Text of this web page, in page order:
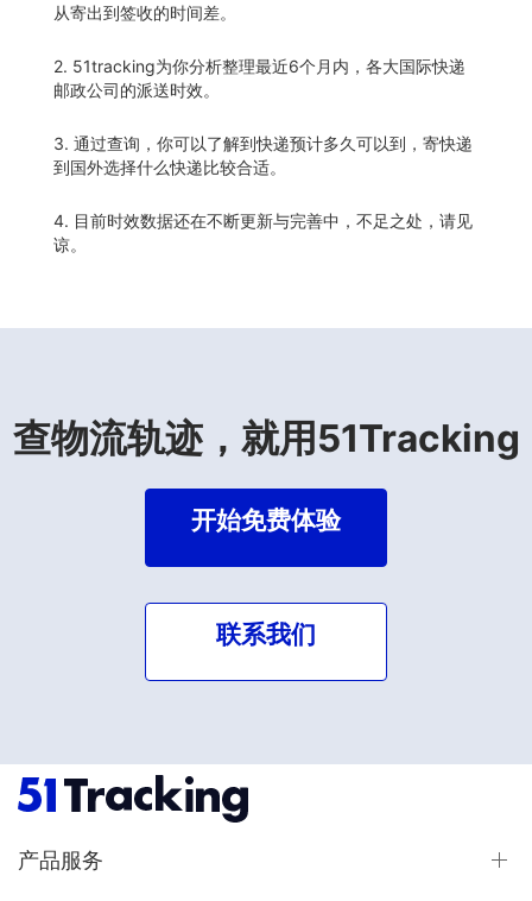
从寄出到签收的时间差。
2. 51tracking为你分析整理最近6个月内，各大国际快递
邮政公司的派送时效。
3. 通过查询，你可以了解到快递预计多久可以到，寄快递
到国外选择什么快递比较合适。
4. 目前时效数据还在不断更新与完善中，不足之处，请见
谅。
查物流轨迹，就用51Tracking
开始免费体验
联系我们
产品服务